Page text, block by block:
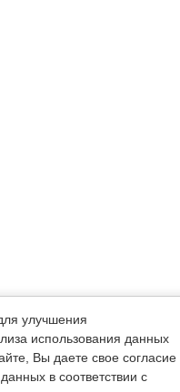
улучшения
использования данных
Вы даете свое согласие
в соответствии с